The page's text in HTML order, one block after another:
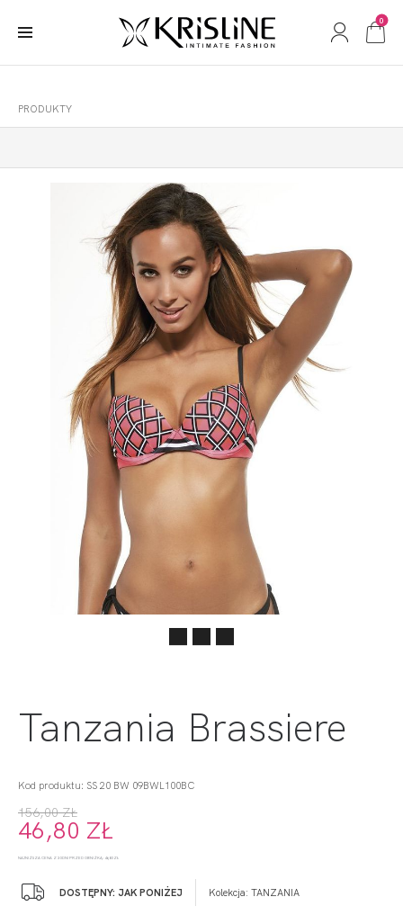
0
PRODUKTY
Tanzania Brassiere
Kod produktu: SS 20 BW 09BWL100BC
156,00 ZŁ
46,80 ZŁ
NAJNIŻSZA CENA Z 30 DNI PRZED OBNIŻKĄ: 46,80 ZŁ
DOSTĘPNY: JAK PONIŻEJ Kolekcja: TANZANIA